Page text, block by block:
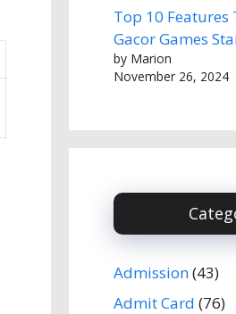
Top 10 Features
Gacor Games
by Marion
November 26, 2024
Admission(43)
Admit Card (76)